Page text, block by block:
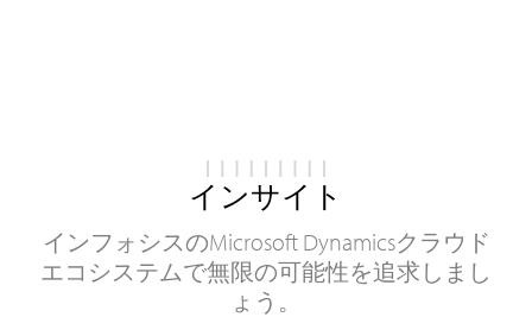
インサイト
インフォシスのMicrosoft Dynamicsクラウド
エコシステムで無限の可能性を追求しまし
ょう。